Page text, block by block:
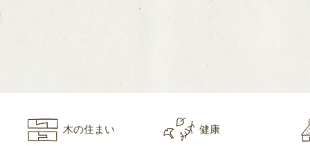
木の住まい 健康